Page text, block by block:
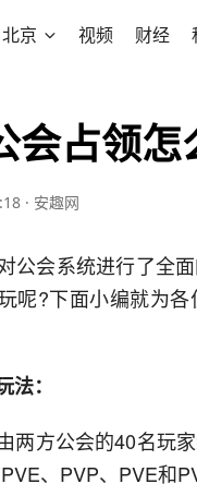
北京 视频 财经
会占领
· 安趣网
公会系统进行了全
呢?下面小编就为
：
两方公会的40名玩
、PVP、PVE和